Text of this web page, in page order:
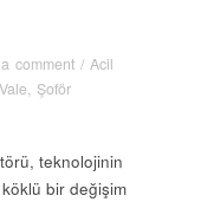
comment / Acil
Şoför
teknolojinin
bir değişim